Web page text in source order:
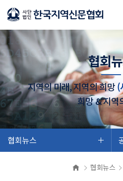
협회
지역의 미래, 지역의 희망(
희망 & 지역
협회뉴스
협회뉴스